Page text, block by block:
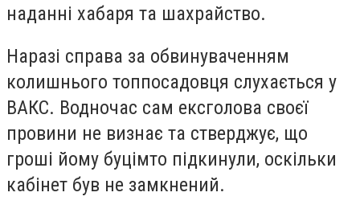
наданні хабаря та шахрайство.
Наразі справа за обвинуваченням
колишнього топпосадовця слухається у
ВАКС. Водночас сам ексголова своєї
провини не визнає та стверджує, що
гроші йому буцімто підкинули, оскільки
кабінет був не замкнений.